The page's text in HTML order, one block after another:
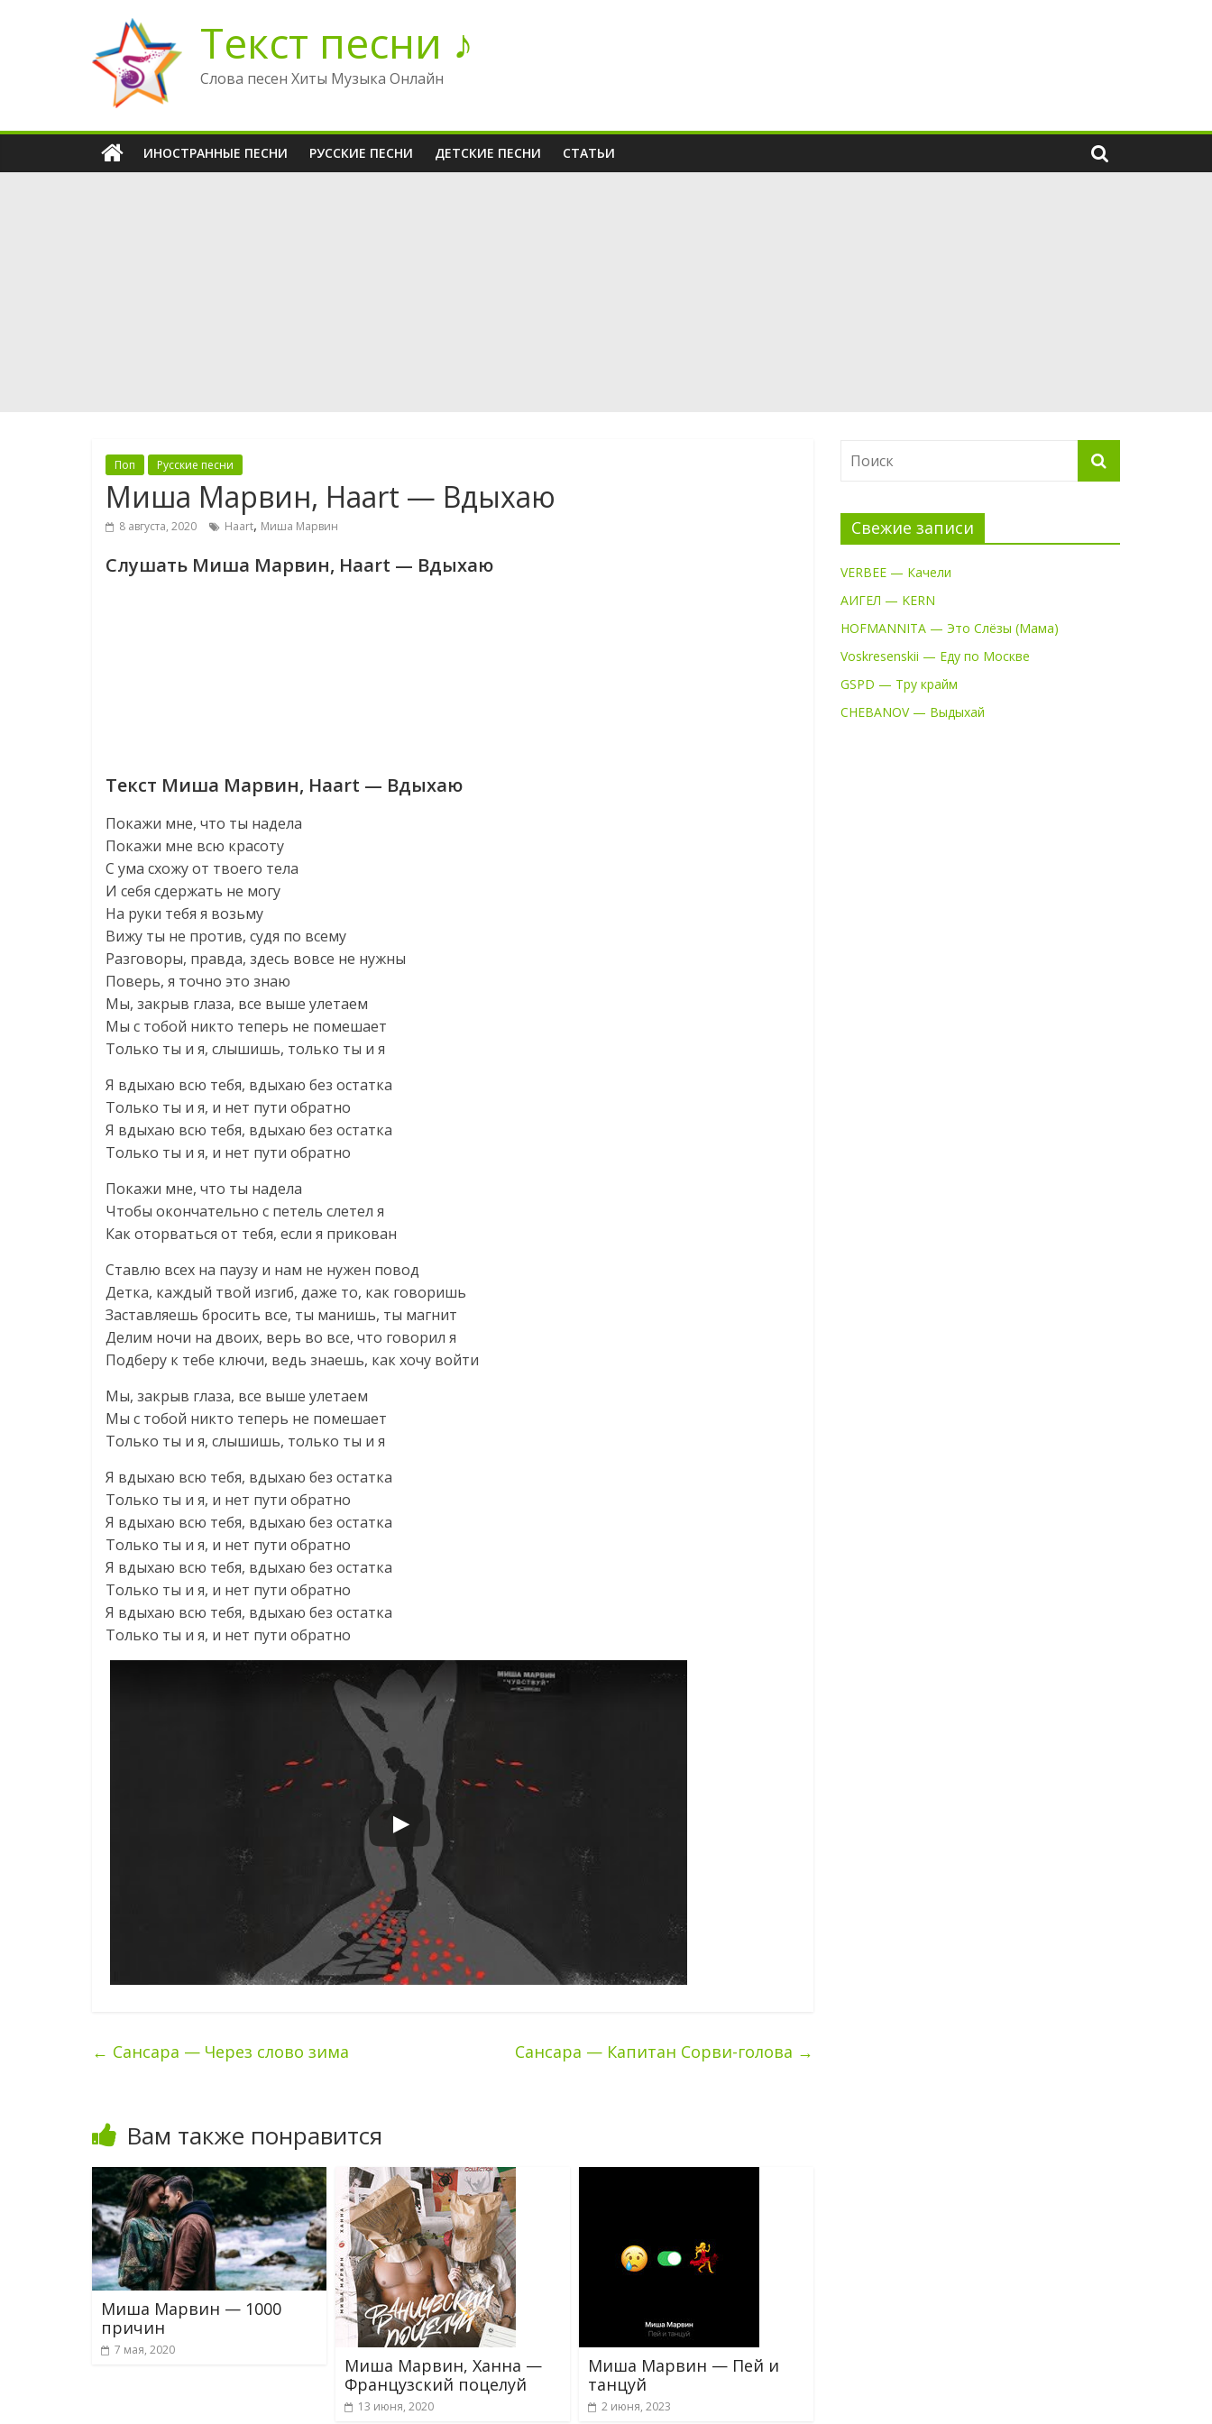
содержимому
Текст песни ♪
Слова песен Хиты Музыка Онлайн
ИНОСТРАННЫЕ ПЕСНИ РУССКИЕ ПЕСНИ ДЕТСКИЕ ПЕСНИ СТАТЬИ
Поп Русские песни
Миша Марвин, Haart — Вдыхаю
8 августа, 2020 Haart, Миша Марвин
Слушать Миша Марвин, Haart — Вдыхаю
Текст Миша Марвин, Haart — Вдыхаю
Покажи мне, что ты надела
Покажи мне всю красоту
С ума схожу от твоего тела
И себя сдержать не могу
На руки тебя я возьму
Вижу ты не против, судя по всему
Разговоры, правда, здесь вовсе не нужны
Поверь, я точно это знаю
Мы, закрыв глаза, все выше улетаем
Мы с тобой никто теперь не помешает
Только ты и я, слышишь, только ты и я
Я вдыхаю всю тебя, вдыхаю без остатка
Только ты и я, и нет пути обратно
Я вдыхаю всю тебя, вдыхаю без остатка
Только ты и я, и нет пути обратно
Покажи мне, что ты надела
Чтобы окончательно с петель слетел я
Как оторваться от тебя, если я прикован
Ставлю всех на паузу и нам не нужен повод
Детка, каждый твой изгиб, даже то, как говоришь
Заставляешь бросить все, ты манишь, ты магнит
Делим ночи на двоих, верь во все, что говорил я
Подберу к тебе ключи, ведь знаешь, как хочу войти
Мы, закрыв глаза, все выше улетаем
Мы с тобой никто теперь не помешает
Только ты и я, слышишь, только ты и я
Я вдыхаю всю тебя, вдыхаю без остатка
Только ты и я, и нет пути обратно
Я вдыхаю всю тебя, вдыхаю без остатка
Только ты и я, и нет пути обратно
Я вдыхаю всю тебя, вдыхаю без остатка
Только ты и я, и нет пути обратно
Я вдыхаю всю тебя, вдыхаю без остатка
Только ты и я, и нет пути обратно
← Сансара — Через слово зима Сансара — Капитан Сорви-голова →
Вам также понравится
Миша Марвин — 1000
причин
7 мая, 2020
Миша Марвин, Ханна —
Французский поцелуй
13 июня, 2020
Миша Марвин — Пей и
танцуй
2 июня, 2023
Свежие записи
VERBEE — Качели
АИГЕЛ — KERN
HOFMANNITA — Это Слёзы (Мама)
Voskresenskii — Еду по Москве
GSPD — Тру крайм
CHEBANOV — Выдыхай